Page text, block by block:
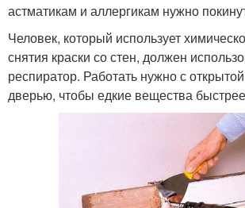
астматикам и аллергикам нужно
Человек, который использует
снятия краски со стен, должен
респиратор. Работать нужно с
дверью, чтобы едкие вещества